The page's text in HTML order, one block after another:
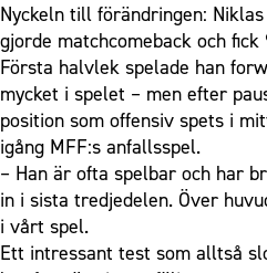
Nyckeln till förändringen:
gjorde matchcomeback och
Första halvlek spelade han
mycket i spelet – men efter
position som offensiv spets i
igång MFF:s anfallsspel.
– Han är ofta spelbar och har
in i sista tredjedelen. Över
i vårt spel.
Ett intressant test som alltså